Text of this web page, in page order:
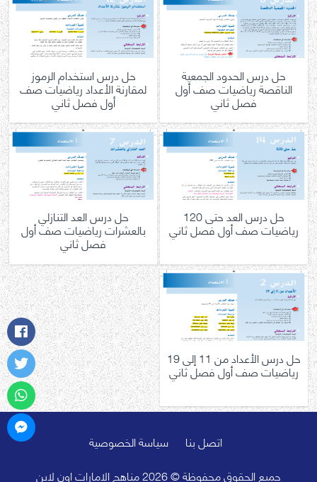
حل درس الحدود الجمعية
الناقصة رياضيات صف أول
فصل ثاني
حل درس استخدام الرموز
لمقارنة الأعداد رياضيات صف
أول فصل ثاني
حل درس العد حتى 120
رياضيات صف أول فصل ثاني
حل درس العد التنازلي
بالعشرات رياضيات صف أول
فصل ثاني
حل درس الأعداد من 11 إلى 19
رياضيات صف أول فصل ثاني
اتصل بنا
سياسة الخصوصية
جميع الحقوق محفوظة © 2026 مناهج الامارات اون لاين